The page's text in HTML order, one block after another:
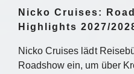
Nicko Cruises:
Highlights 2027/
Nicko Cruises lädt
Roadshow ein, um über